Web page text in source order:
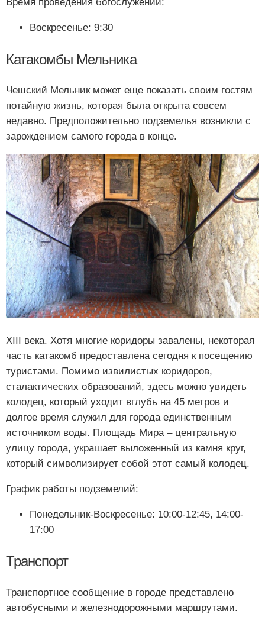
Воскресенье: 9:30
Катакомбы Мельника
Чешский Мельник может еще показать своим гостям
потайную жизнь, которая была открыта совсем
недавно. Предположительно подземелья возникли с
зарождением самого города в конце.
XIII века. Хотя многие коридоры завалены, некоторая
часть катакомб предоставлена сегодня к посещению
туристами. Помимо извилистых коридоров,
сталактических образований, здесь можно увидеть
колодец, который уходит вглубь на 45 метров и
долгое время служил для города единственным
источником воды. Площадь Мира – центральную
улицу города, украшает выложенный из камня круг,
который символизирует собой этот самый колодец.
График работы подземелий:
Понедельник-Воскресенье: 10:00-12:45, 14:00-
17:00
Транспорт
Транспортное сообщение в городе представлено
автобусными и железнодорожными маршрутами.